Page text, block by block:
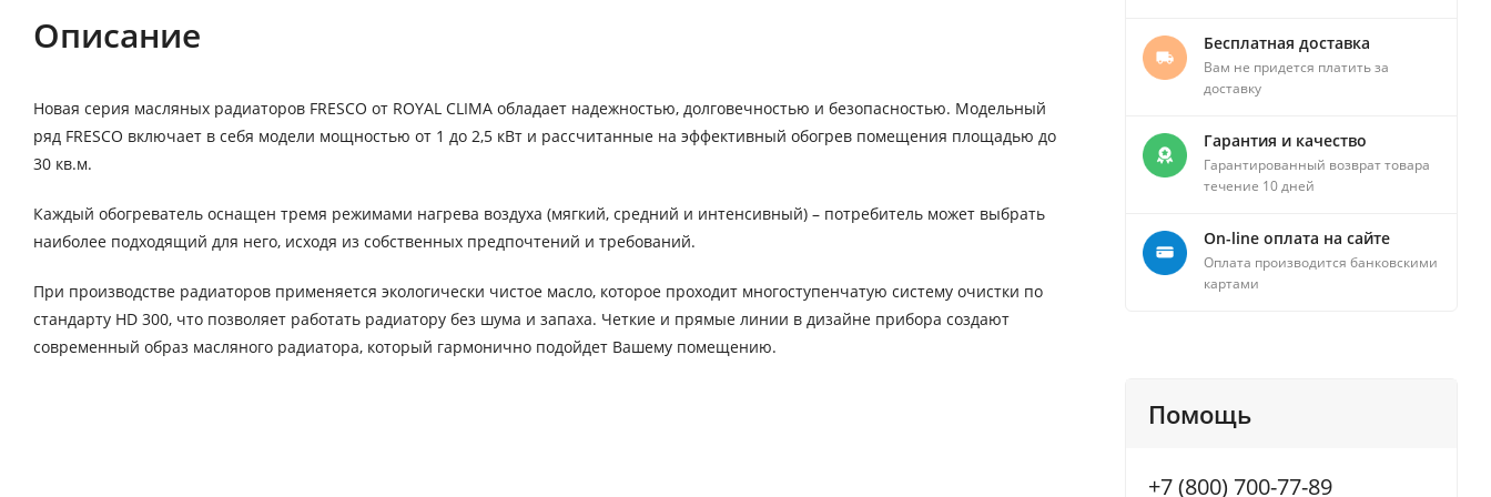
Описание
Новая серия масляных радиаторов FRESCO от ROYAL CLIMA обладает надежностью, долговечностью и безопасностью. Модельный
ряд FRESCO включает в себя модели мощностью от 1 до 2,5 кВт и рассчитанные на эффективный обогрев помещения площадью до
30 кв.м.
Каждый обогреватель оснащен тремя режимами нагрева воздуха (мягкий, средний и интенсивный) – потребитель может выбрать
наиболее подходящий для него, исходя из собственных предпочтений и требований.
При производстве радиаторов применяется экологически чистое масло, которое проходит многоступенчатую систему очистки по
стандарту HD 300, что позволяет работать радиатору без шума и запаха. Четкие и прямые линии в дизайне прибора создают
современный образ масляного радиатора, который гармонично подойдет Вашему помещению.
Бесплатная доставка
Вам не придется платить за
доставку
Гарантия и качество
Гарантированный возврат товара
течение 10 дней
On-line оплата на сайте
Оплата производится банковскими
картами
Помощь
+7 (800) 700-77-89